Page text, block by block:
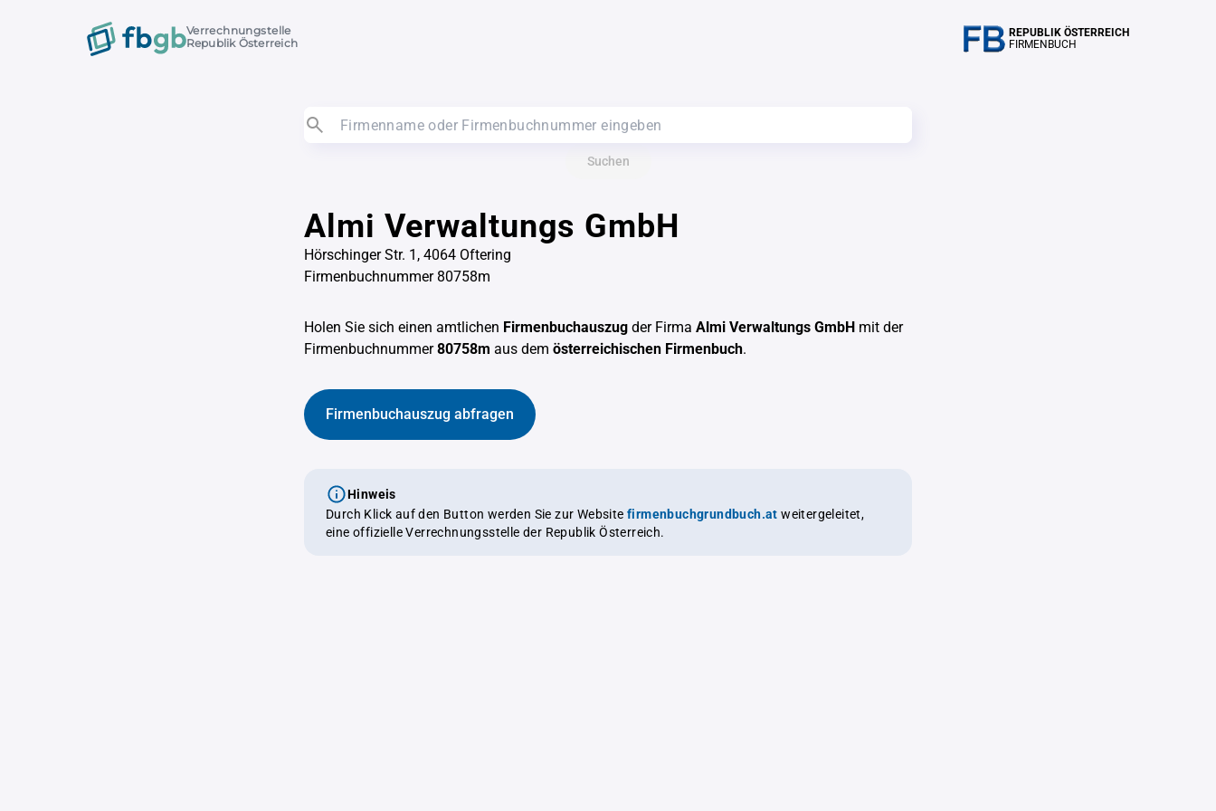
Verrechnungstelle
Republik Österreich
REPUBLIK ÖSTERREICH
FIRMENBUCH
Suchen
Almi Verwaltungs GmbH
Hörschinger Str. 1, 4064 Oftering
Firmenbuchnummer 80758m
Holen Sie sich einen amtlichen Firmenbuchauszug der Firma Almi Verwaltungs GmbH mit der
Firmenbuchnummer80758m aus dem österreichischen Firmenbuch.
Firmenbuchauszug abfragen
Hinweis
Durch Klick auf den Button werden Sie zur Website firmenbuchgrundbuch.at weitergeleitet,
eine offizielle Verrechnungsstelle der Republik Österreich.